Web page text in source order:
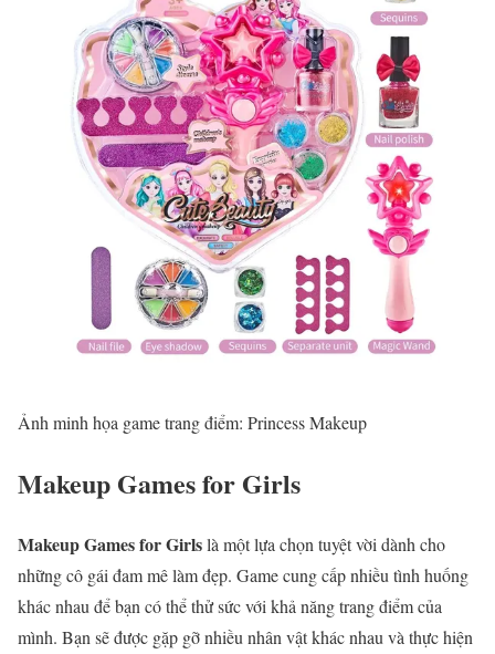
Ảnh minh họa game trang điểm: Princess Makeup
Makeup Games for Girls
Makeup Games for Girlslà một lựa chọn tuyệt vời dành cho
những cô gái đam mê làm đẹp. Game cung cấp nhiều tình huống
khác nhau để bạn có thể thử sức với khả năng trang điểm của
mình. Bạn sẽ được gặp gỡ nhiều nhân vật khác nhau và thực hiện